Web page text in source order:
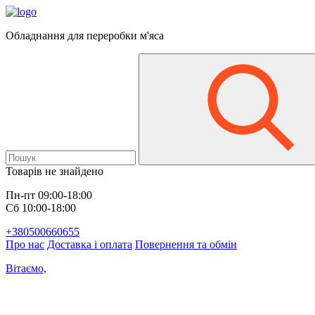
Обладнання для переробки м'яса
Товарів не знайдено
Пн-пт 09:00-18:00
Сб 10:00-18:00
+380500660655
Про нас Доставка і оплата Повернення та обмін
Вітаємо,